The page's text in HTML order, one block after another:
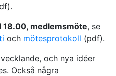
18.00, medlemsmöte, se
och mötesprotokoll (pdf).
och nya idéer
Också några